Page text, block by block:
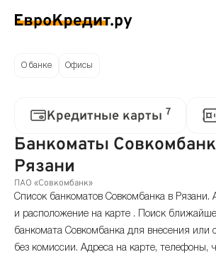
О банке Офисы
Кредитные карты 7
Банкоматы
Рязани
ПАО «Совкомбанк»
Список банкоматов Совкомбанка в Рязани.
и расположение на карте . Поиск
банкомата Совкомбанка для внесения или
без комиссии. Адреса на карте, телефоны,